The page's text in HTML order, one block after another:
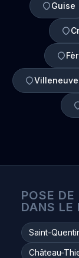
Guise
POSE DE
DANS LE
Saint-
Château-